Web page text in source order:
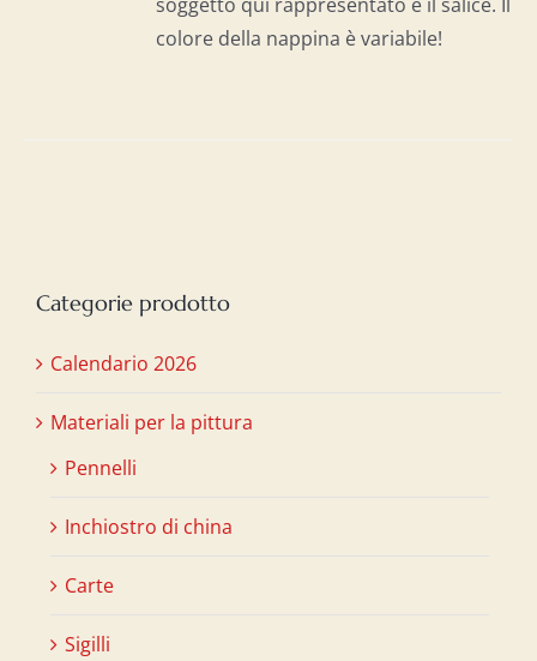
colore della nappina è variabile!
Categorie prodotto
Calendario 2026
Materiali per la pittura
Pennelli
Inchiostro di china
Carte
Sigilli